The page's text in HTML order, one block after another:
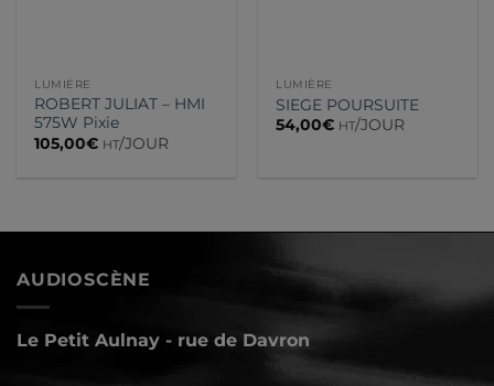
LUMIÈRE
ROBERT JULIAT – HMI
575W Pixie
105,00€ HT/JOUR
LUMIÈRE
SIEGE POURSUITE
54,00€ HT/JOUR
AUDIOSCÈNE
Le Petit Aulnay - rue de Davron